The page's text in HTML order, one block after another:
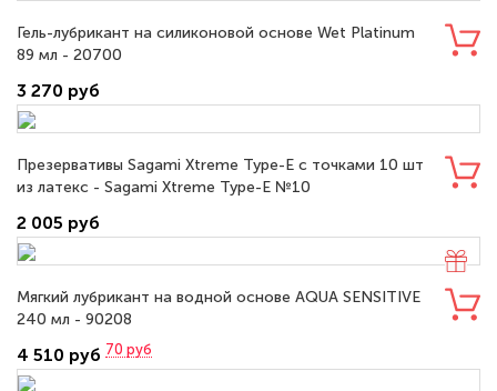
Гель-лубрикант на силиконовой основе Wet Platinum
89 мл - 20700
3 270 руб
Презервативы Sagami Xtreme Type-E с точками 10 шт
из латекс - Sagami Xtreme Type-E №10
2 005 руб
Мягкий лубрикант на водной основе AQUA SENSITIVE
240 мл - 90208
4 510 руб 70 руб